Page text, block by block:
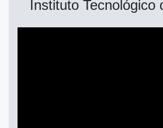
Instituto Tecnológico